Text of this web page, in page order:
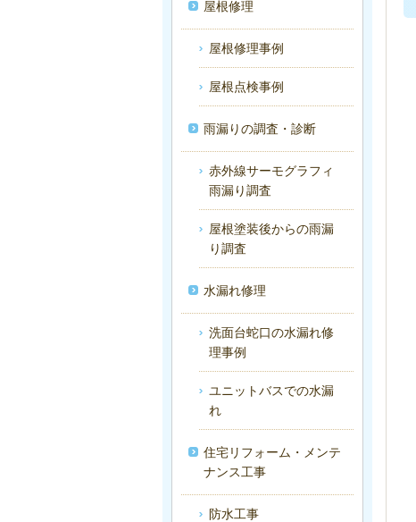
屋根修理
屋根修理事例
屋根点検事例
雨漏りの調査・診断
赤外線サーモグラフィ
雨漏り調査
屋根塗装後からの雨漏
り調査
水漏れ修理
洗面台蛇口の水漏れ修
理事例
ユニットバスでの水漏
れ
住宅リフォーム・メンテ
ナンス工事
防水工事